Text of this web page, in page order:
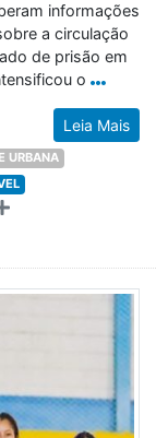
informações
a circulação
de prisão em
o
Leia Mais
URBANA